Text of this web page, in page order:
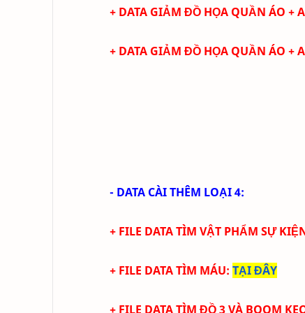
+ DATA GIẢM ĐỒ HỌA QUẦN ÁO +
+ DATA GIẢM ĐỒ HỌA QUẦN ÁO +
- DATA CÀI THÊM LOẠI 4:
+ FILE DATA TÌM VẬT PHẨM SỰ
+ FILE DATA TÌM MÁU: TẠI ĐÂY
+ FILE DATA TÌM ĐỒ 3 VÀ BOOM